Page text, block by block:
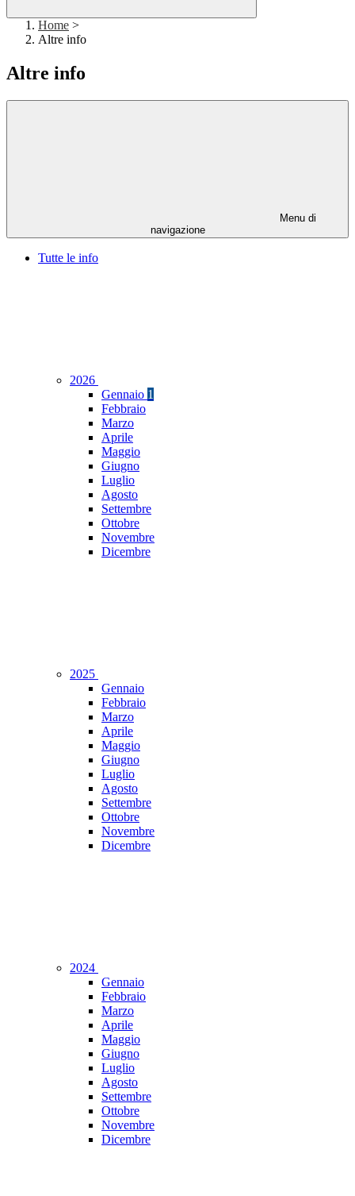
Home >
Altre info
Altre info
Menu di
navigazione
Tutte le info
2026
Gennaio 1
Febbraio
Marzo
Aprile
Maggio
Giugno
Luglio
Agosto
Settembre
Ottobre
Novembre
Dicembre
2025
Gennaio
Febbraio
Marzo
Aprile
Maggio
Giugno
Luglio
Agosto
Settembre
Ottobre
Novembre
Dicembre
2024
Gennaio
Febbraio
Marzo
Aprile
Maggio
Giugno
Luglio
Agosto
Settembre
Ottobre
Novembre
Dicembre